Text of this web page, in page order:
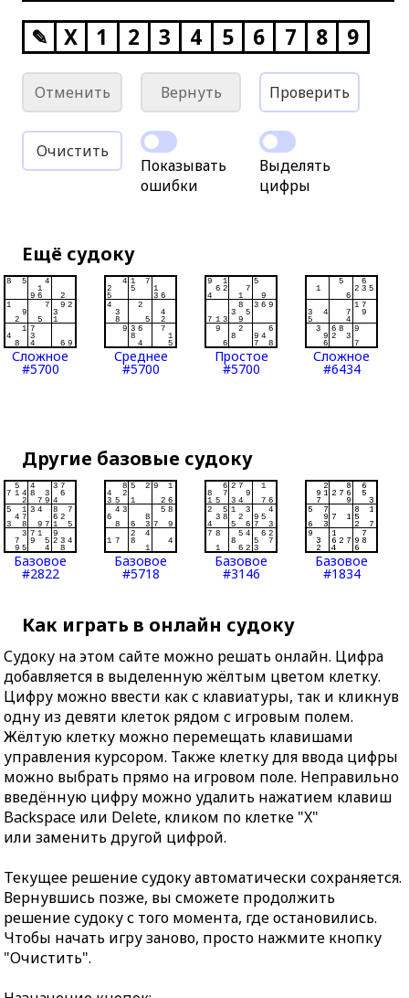
✎ X 1 2 3 4 5 6 7 8 9
Отменить Вернуть Проверить
Очистить
Показывать
ошибки
Выделять
цифры
Ещё судоку
Сложное
#5700
Среднее
#5700
Простое
#5700
Сложное
#6434
Другие базовые судоку
Базовое
#2822
Базовое
#5718
Базовое
#3146
Базовое
#1834
Как играть в онлайн судоку
Судоку на этом сайте можно решать онлайн. Цифра
добавляется в выделенную жёлтым цветом клетку.
Цифру можно ввести как с клавиатуры, так и кликнув
одну из девяти клеток рядом с игровым полем.
Жёлтую клетку можно перемещать клавишами
управления курсором. Также клетку для ввода цифры
можно выбрать прямо на игровом поле. Неправильно
введённую цифру можно удалить нажатием клавиш
Backspace или Delete, кликом по клетке "X"
или заменить другой цифрой.
Текущее решение судоку автоматически сохраняется.
Вернувшись позже, вы сможете продолжить
решение судоку с того момента, где остановились.
Чтобы начать игру заново, просто нажмите кнопку
"Очистить".